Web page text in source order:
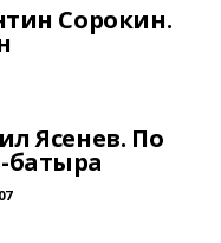
Сорокин.
Ясенев. По
батыра